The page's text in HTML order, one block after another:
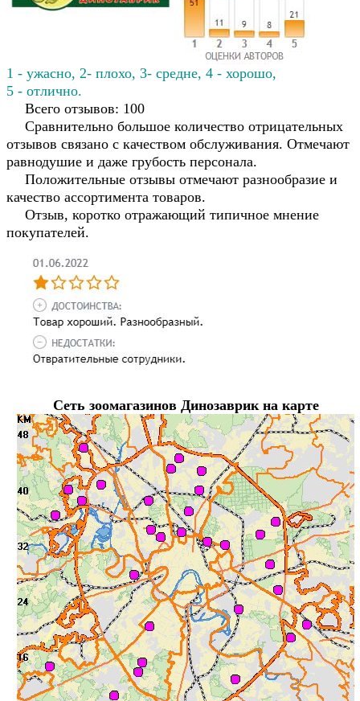
1 - ужасно, 2- плохо, 3- средне, 4 - хорошо,
5 - отлично.
Всего отзывов: 100
Сравнительно большое количество отрицательных
отзывов связано с качеством обслуживания. Отмечают
равнодушие и даже грубость персонала.
Положительные отзывы отмечают разнообразие и
качество ассортимента товаров.
Отзыв, коротко отражающий типичное мнение
покупателей.
Сеть зоомагазинов Динозаврик на карте